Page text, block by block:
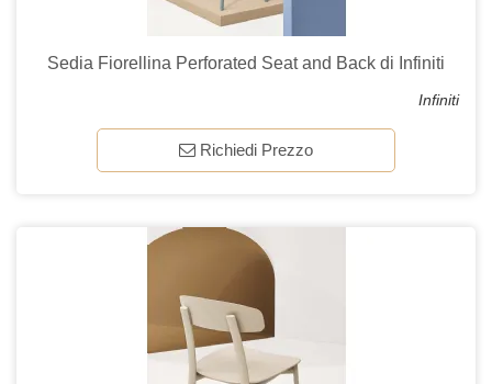
Sedia Fiorellina Perforated Seat and Back di Infiniti
Infiniti
Richiedi Prezzo